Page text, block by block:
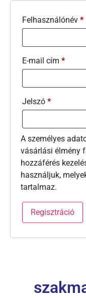
Felhasználónév *
E-mail cím *
Jelszó *
A személyes
vásárlási élmény
hozzáférés
használjuk,
tartalmaz.
Regisztráció